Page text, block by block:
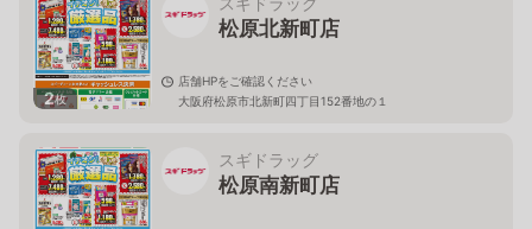
2枚
松原北新町店
店舗HPをご確認ください
大阪府松原市北新町四丁目152番地の１
スギドラッグ
松原南新町店